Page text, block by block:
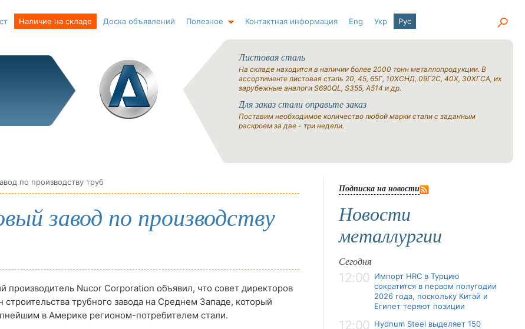
Наличие на складе Доска объявлений Полезное Контактная информация Eng Укр Рус
Листовая сталь
На складе находится в наличии более 2000 тонн металлопродукции. В
ассортименте листовая сталь 20, 45, 65Г, 10ХСНД, 09Г2С, 40Х, 30ХГСА, их
зарубежные аналоги S690QL, S355, A514 и др.
Для заказ стали оправьте заказ
Поставим необходимое количество любой марки стали с заданным
раскроем за две - три недели.
по производству труб
завод по производству
производитель Nucor Corporation объявил, что совет директоров
строительства трубного завода на Среднем Западе, который
в Америке регионом-потребителем стали.
Подписка на новости
Новости
металлургии
Сегодня
12:00 Импорт HRC в Турцию
сократится в первом полугодии
2026 года, поскольку Китай и
Египет теряют позиции
12:00 Hydnum Steel выделяет 150